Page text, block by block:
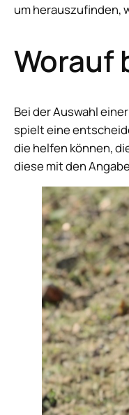
um herauszufinden,
Worauf
Bei der Auswahl einer
spielt eine
die helfen können,
diese mit den